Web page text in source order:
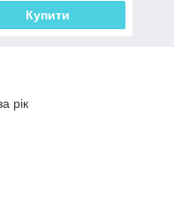
Купити
рік